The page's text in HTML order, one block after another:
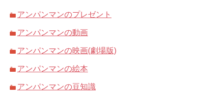
アンパンマンのプレゼント
アンパンマンの動画
アンパンマンの映画(劇場版)
アンパンマンの絵本
アンパンマンの豆知識